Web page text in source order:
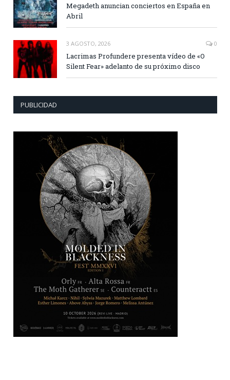
Megadeth anuncian conciertos en España en
Abril
3 AGOSTO, 2026 0
Lacrimas Profundere presenta vídeo de «O
Silent Fear» adelanto de su próximo disco
PUBLICIDAD